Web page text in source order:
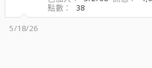
點數
38
5/18/26